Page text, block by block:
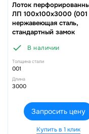
Лоток
ЛП 100х100х3000
нержавеющая сталь,
стандартный замок
В наличии
Толщина стали
001
Длина
3000
Запросить цену
Купить в 1 клик